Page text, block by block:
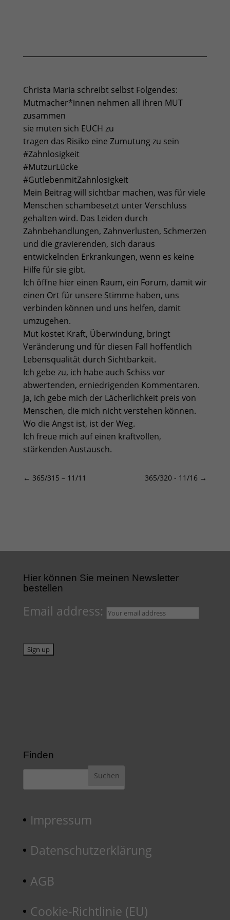
Christa Maria schreibt selbst Folgendes:
Mutmacher*innen nehmen all ihren MUT
zusammen
sie muten sich EUCH zu
tragen das Risiko eine Zumutung zu sein
#Zahnlosigkeit
#MutzurLücke
#GutlebenmitZahnlosigkeit
Mein Beitrag will sichtbar machen, was für viele
Menschen schambesetzt unter Verschluss
gehalten wird. Das Leiden durch
Zahnbehandlungen, Zahnverlusten, Schmerzen
und die gravierenden, sich daraus
entwickelnden Erkrankungen, wenn es keine
Hilfe für sie gibt.
Ich öffne hier einen Raum, ein Forum, damit wir
einen Ort für unsere Stimme haben, uns
verbinden können und uns helfen, damit
umzugehen.
Mut kostet Kraft, Überwindung, bringt
Veränderung und für diesen Fall hoffentlich
Lebensqualität durch Sichtbarkeit.
Ich gebe zu, ich habe auch Schiss vor
abwertenden, erniedrigenden Kommentaren.
Ja, ich gebe mich der Lächerlichkeit preis von
Menschen, die mich nicht verstehen können.
Wo die Angst ist, ist der Weg.
Ich freue mich auf einen kraftvollen,
stärkenden Austausch.
← 365/315 – 11/11 365/320 - 11/16 →
Hier können Sie meinen Newsletter
bestellen
Email address:
Finden
Impressum
Datenschutzerklärung
AGB
Cookie-Richtlinie (EU)